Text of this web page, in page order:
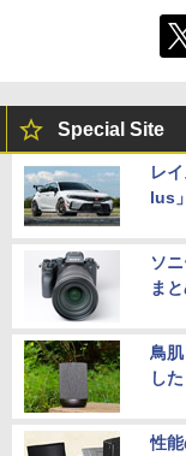
Special Site
レ
lus
ソ
ま
鳥
した
性